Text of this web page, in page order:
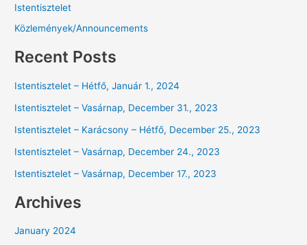
Istentisztelet
Közlemények/Announcements
Recent Posts
Istentisztelet – Hétfő, Január 1., 2024
Istentisztelet – Vasárnap, December 31., 2023
Istentisztelet – Karácsony – Hétfő, December 25., 2023
Istentisztelet – Vasárnap, December 24., 2023
Istentisztelet – Vasárnap, December 17., 2023
Archives
January 2024